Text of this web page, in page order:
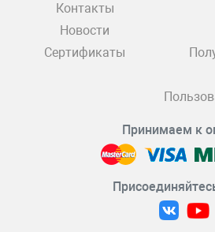
Контакты
Новости
Сертификаты
Принимаем к